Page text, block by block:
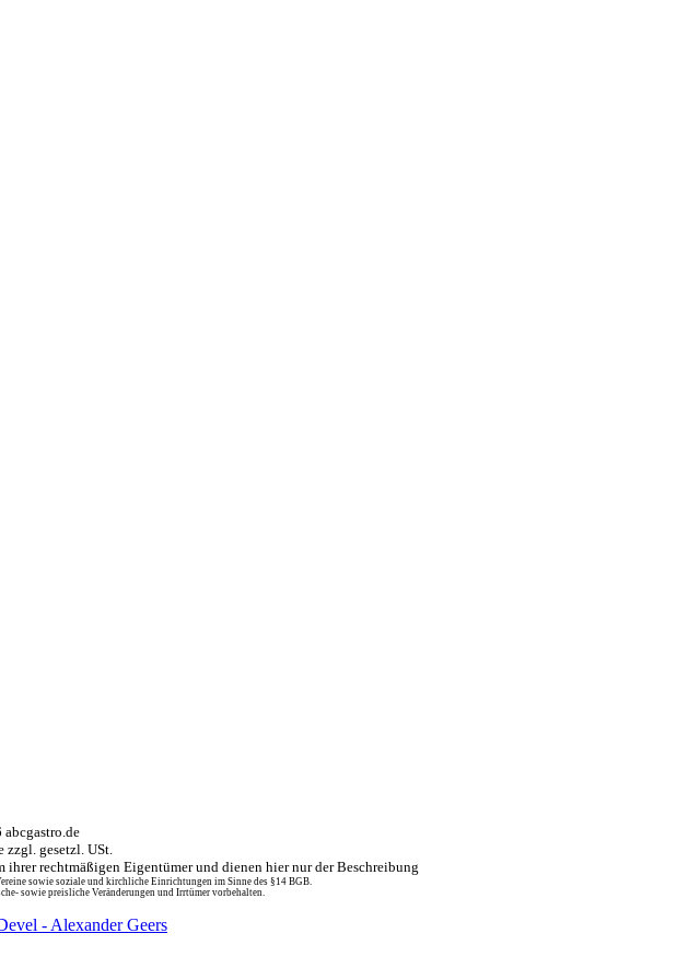
zzgl. gesetzl. USt.
rechtmäßigen Eigentümer und dienen hier nur der Beschreibung
sowie soziale und kirchliche Einrichtungen im Sinne des §14 BGB.
sowie preisliche Veränderungen und Irrtümer vorbehalten.
- Alexander Geers